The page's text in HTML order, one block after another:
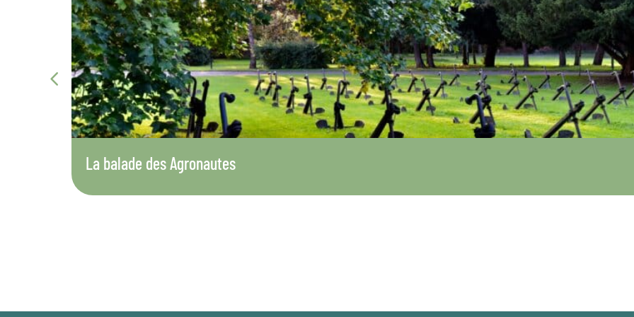
La balade des Agronautes